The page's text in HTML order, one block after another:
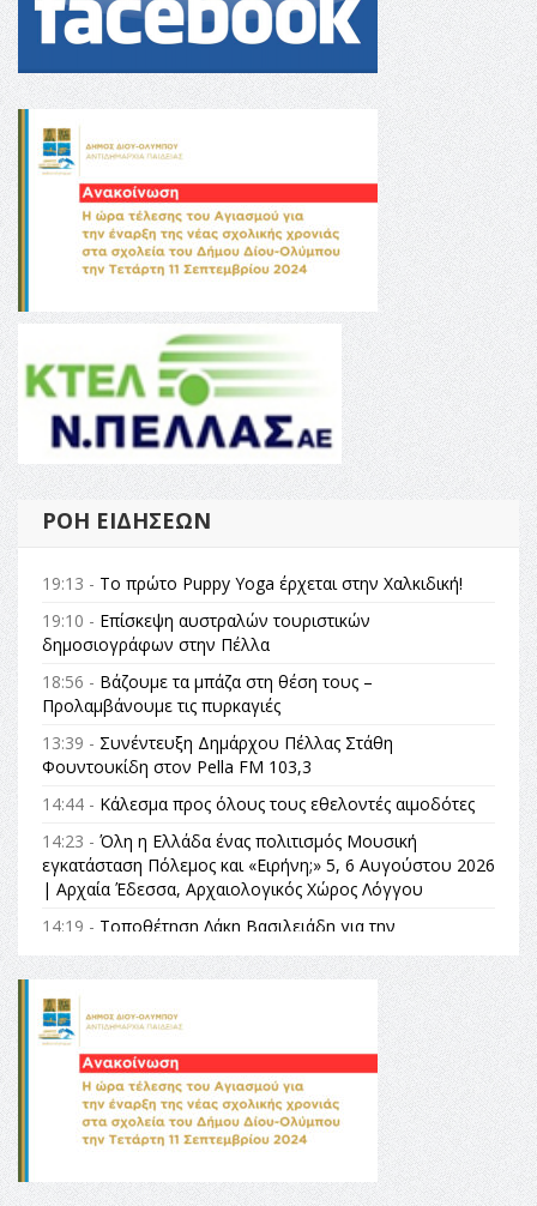
ΡΟΉ ΕΙΔΉΣΕΩΝ
19:13 - Το πρώτο Puppy Yoga έρχεται στην Χαλκιδική!
19:10 - Επίσκεψη αυστραλών τουριστικών
δημοσιογράφων στην Πέλλα
18:56 - Βάζουμε τα μπάζα στη θέση τους –
Προλαμβάνουμε τις πυρκαγιές
13:39 - Συνέντευξη Δημάρχου Πέλλας Στάθη
Φουντουκίδη στον Pella FM 103,3
14:44 - Κάλεσμα προς όλους τους εθελοντές αιμοδότες
14:23 - Όλη η Ελλάδα ένας πολιτισμός Μουσική
εγκατάσταση Πόλεμος και «Ειρήνη;» 5, 6 Αυγούστου 2026
| Αρχαία Έδεσσα, Αρχαιολογικός Χώρος Λόγγου
14:19 - Τοποθέτηση Λάκη Βασιλειάδη για την
Αναθεώρηση του Συντάγματος: «Σε τέτοιες κορυφαίες
θεσμικές διαδικασίες υπάρχει μόνο η ευθύνη απέναντι
στις επόμενες γενιές»
16:35 -Το πρόγραμμα του ΠΑΟΚ στον δεύτερο γύρο του
Champions League!
16:27 -Όλυμπος: Εντάχθηκε στον Κατάλογο Παγκόσμιας
Κληρονομιάς της UNESCO – Ομόφωνη η απόφαση Ο
Όλυμπος αναγνωρίστηκε ως φυσικό και πολιτιστικό
αγαθό εξέχουσας οικουμενικής αξίας για την
ανθρωπότητα